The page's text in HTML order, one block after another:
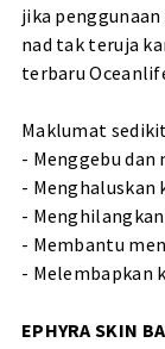
jika
nad tak teruja
terbaru
Maklumat
- Menggebu
-
-
- Membantu
- Melembapkan
EPHYRA SKIN